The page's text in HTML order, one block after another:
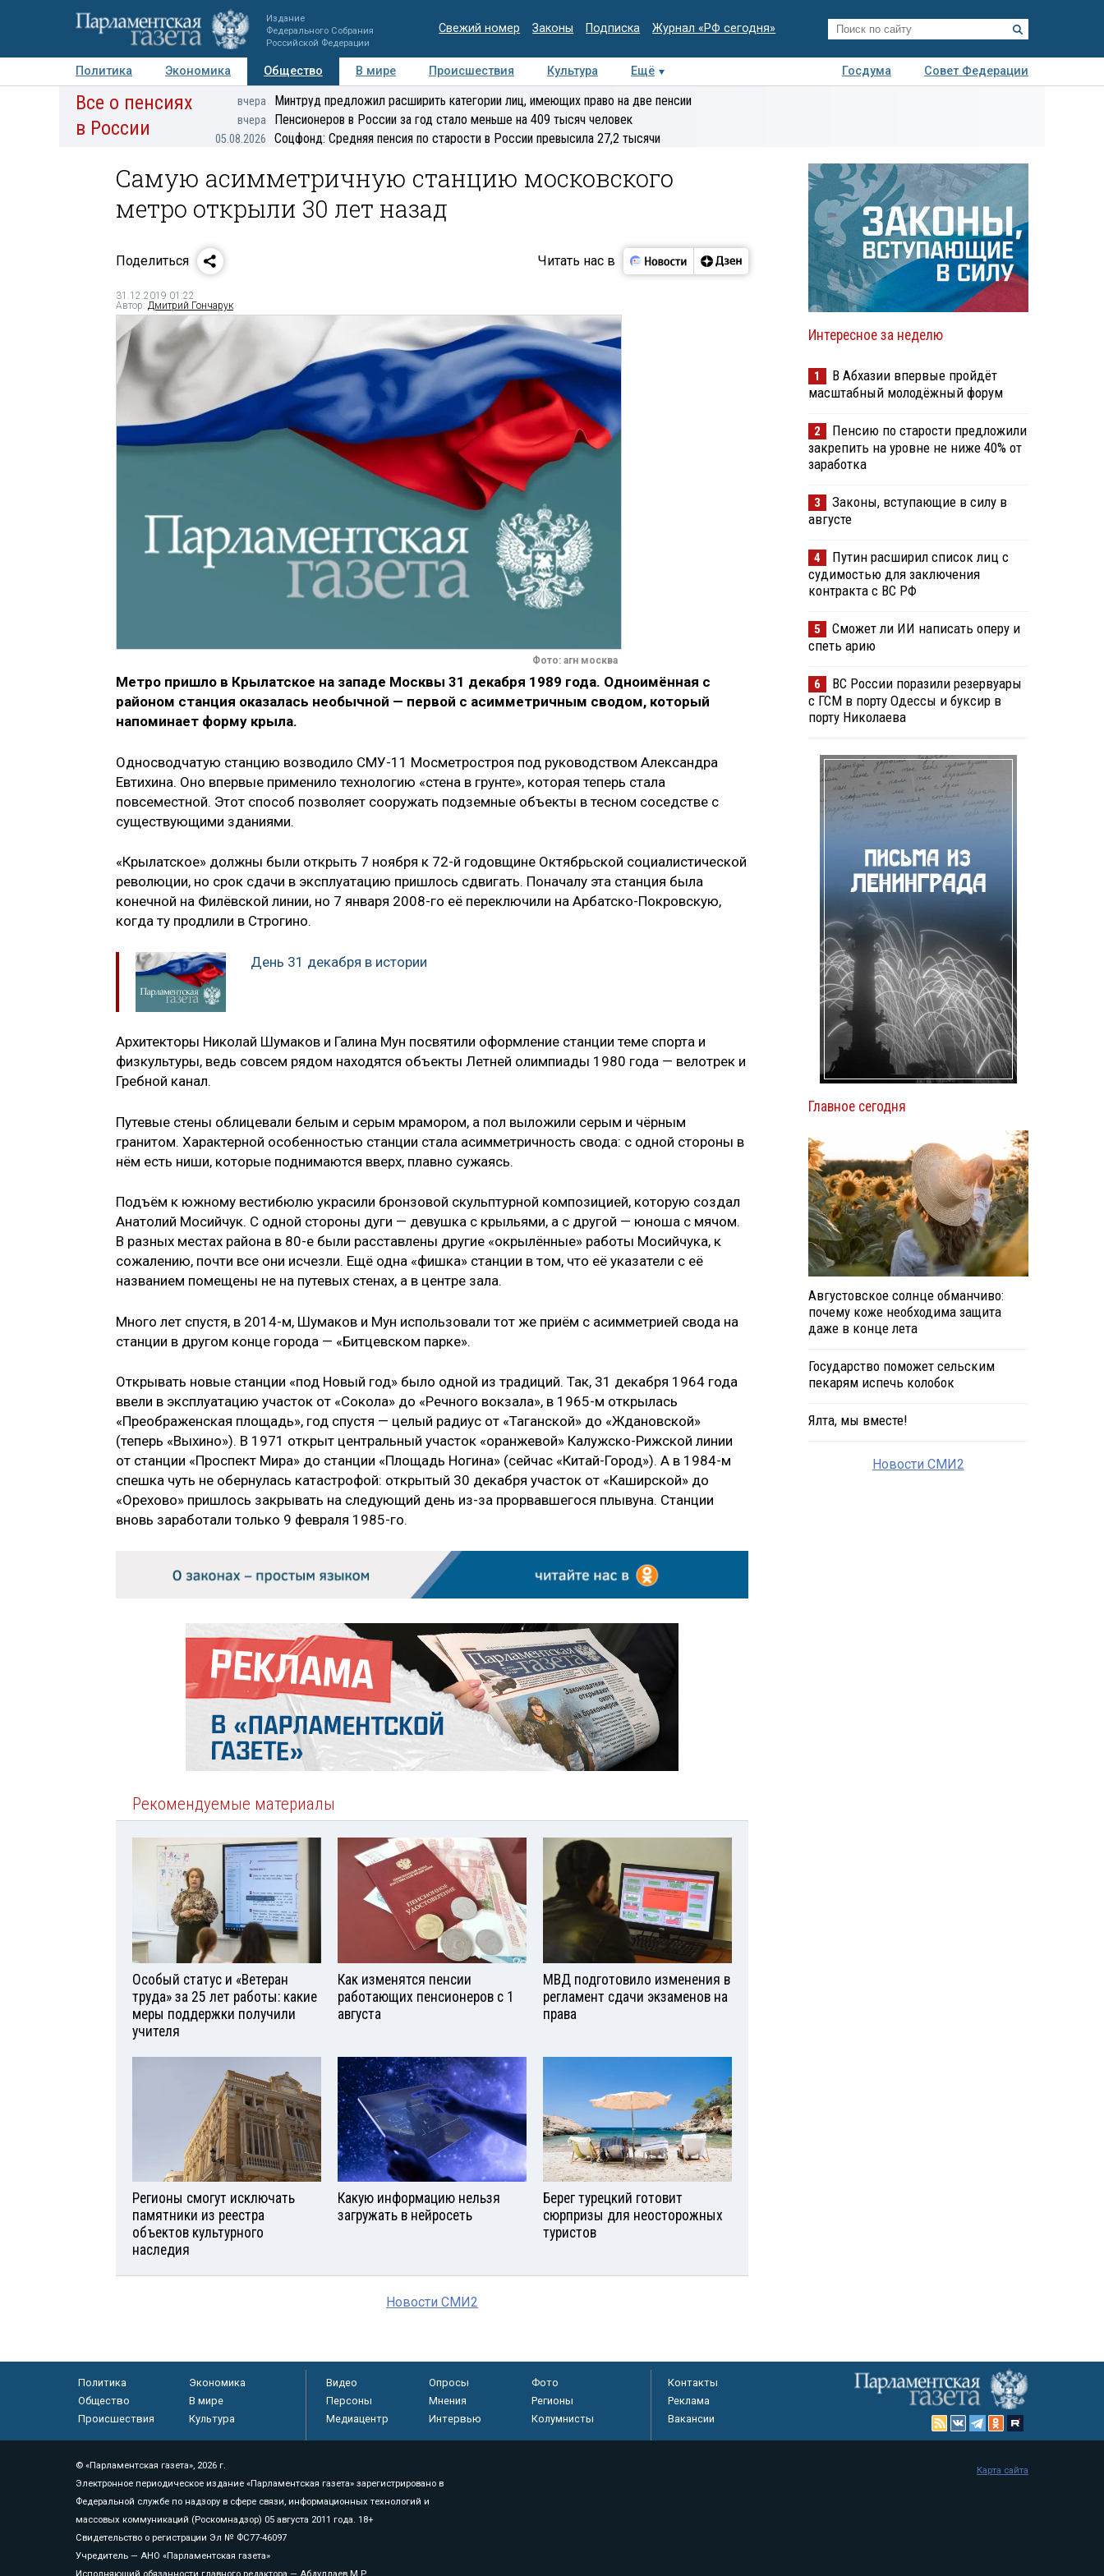
Издание
Федерального Собрания
Российской Федерации
Свежий номер Законы Подписка Журнал «РФ сегодня»
Политика Экономика Общество В мире Происшествия Культура Ещё Госдума
Совет Федерации
Авторы Персоны Мнения Регионы Медиацентр Интервью Колумнисты
Деловая
Все о пенсиях
в России
вчера Минтруд предложил расширить категории лиц, имеющих право на две пенсии
вчера Пенсионеров в России за год стало меньше на 409 тысяч человек
05.08.2026 Соцфонд: Средняя пенсия по старости в России превысила 27,2 тысячи
Самую асимметричную станцию московского
метро открыли 30 лет назад
Поделиться Читать нас в
31.12.2019 01:22
Автор: Дмитрий Гончарук
Фото: агн москва
Метро пришло в Крылатское на западе Москвы 31 декабря 1989 года. Одноимённая с
районом станция оказалась необычной — первой с асимметричным сводом, который
напоминает форму крыла.
Односводчатую станцию возводило СМУ-11 Мосметростроя под руководством Александра
Евтихина. Оно впервые применило технологию «стена в грунте», которая теперь стала
повсеместной. Этот способ позволяет сооружать подземные объекты в тесном соседстве с
существующими зданиями.
«Крылатское» должны были открыть 7 ноября к 72-й годовщине Октябрьской социалистической
революции, но срок сдачи в эксплуатацию пришлось сдвигать. Поначалу эта станция была
конечной на Филёвской линии, но 7 января 2008-го её переключили на Арбатско-Покровскую,
когда ту продлили в Строгино.
День 31 декабря в истории
Архитекторы Николай Шумаков и Галина Мун посвятили оформление станции теме спорта и
физкультуры, ведь совсем рядом находятся объекты Летней олимпиады 1980 года — велотрек и
Гребной канал.
Путевые стены облицевали белым и серым мрамором, а пол выложили серым и чёрным
гранитом. Характерной особенностью станции стала асимметричность свода: с одной стороны в
нём есть ниши, которые поднимаются вверх, плавно сужаясь.
Подъём к южному вестибюлю украсили бронзовой скульптурной композицией, которую создал
Анатолий Мосийчук. С одной стороны дуги — девушка с крыльями, а с другой — юноша с мячом.
В разных местах района в 80-е были расставлены другие «окрылённые» работы Мосийчука, к
сожалению, почти все они исчезли. Ещё одна «фишка» станции в том, что её указатели с её
названием помещены не на путевых стенах, а в центре зала.
Много лет спустя, в 2014-м, Шумаков и Мун использовали тот же приём с асимметрией свода на
станции в другом конце города — «Битцевском парке».
Открывать новые станции «под Новый год» было одной из традиций. Так, 31 декабря 1964 года
ввели в эксплуатацию участок от «Сокола» до «Речного вокзала», в 1965-м открылась
«Преображенская площадь», год спустя — целый радиус от «Таганской» до «Ждановской»
(теперь «Выхино»). В 1971 открыт центральный участок «оранжевой» Калужско-Рижской линии
от станции «Проспект Мира» до станции «Площадь Ногина» (сейчас «Китай-Город»). А в 1984-м
спешка чуть не обернулась катастрофой: открытый 30 декабря участок от «Каширской» до
«Орехово» пришлось закрывать на следующий день из-за прорвавшегося плывуна. Станции
вновь заработали только 9 февраля 1985-го.
Рекомендуемые материалы
Особый статус и «Ветеран
труда» за 25 лет работы: какие
меры поддержки получили
учителя
Как изменятся пенсии
работающих пенсионеров с 1
августа
МВД подготовило изменения в
регламент сдачи экзаменов на
права
Регионы смогут исключать
памятники из реестра
объектов культурного
наследия
Какую информацию нельзя
загружать в нейросеть
Берег турецкий готовит
сюрпризы для неосторожных
туристов
Новости СМИ2
Интересное за неделю
1
В Абхазии впервые пройдёт
масштабный молодёжный форум
2
Пенсию по старости предложили
закрепить на уровне не ниже 40% от
заработка
3
Законы, вступающие в силу в
августе
4
Путин расширил список лиц с
судимостью для заключения
контракта с ВС РФ
5
Сможет ли ИИ написать оперу и
спеть арию
6
ВС России поразили резервуары
с ГСМ в порту Одессы и буксир в
порту Николаева
Главное сегодня
Августовское солнце обманчиво:
почему коже необходима защита
даже в конце лета
Государство поможет сельским
пекарям испечь колобок
Ялта, мы вместе!
Новости СМИ2
Политика
Экономика
Общество
В мире
Происшествия
Культура
Видео Опросы
Фото
Персоны
Мнения
Регионы
Медиацентр
Интервью Колумнисты
Контакты
Реклама
Вакансии
© «Парламентская газета», 2026 г.
Электронное периодическое издание «Парламентская газета» зарегистрировано в
Федеральной службе по надзору в сфере связи, информационных технологий и
массовых коммуникаций (Роскомнадзор) 05 августа 2011 года. 18+
Свидетельство о регистрации Эл № ФС77-46097
Учредитель — АНО «Парламентская газета»
Карта сайта